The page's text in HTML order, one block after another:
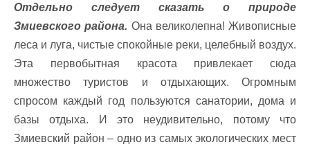
Отдельно следует сказать о природе
Змиевского района. Она великолепна! Живописные
леса и луга, чистые спокойные реки, целебный воздух.
Эта первобытная красота привлекает сюда
множество туристов и отдыхающих. Огромным
спросом каждый год пользуются санатории, дома и
базы отдыха. И это неудивительно, потому что
Змиевский район – одно из самых экологических мест